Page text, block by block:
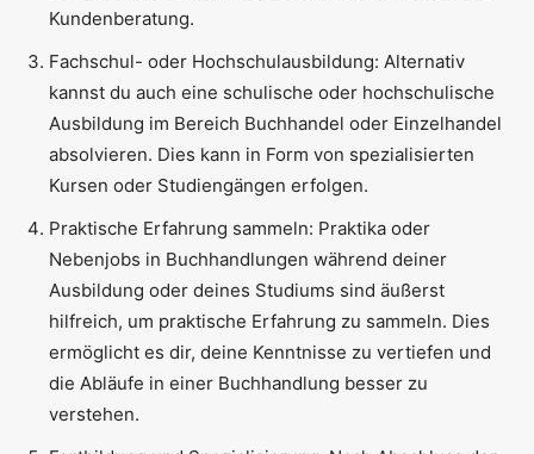
Kundenberatung.
Fachschul- oder Hochschulausbildung: Alternativ
kannst du auch eine schulische oder hochschulische
Ausbildung im Bereich Buchhandel oder Einzelhandel
absolvieren. Dies kann in Form von spezialisierten
Kursen oder Studiengängen erfolgen.
Praktische Erfahrung sammeln: Praktika oder
Nebenjobs in Buchhandlungen während deiner
Ausbildung oder deines Studiums sind äußerst
hilfreich, um praktische Erfahrung zu sammeln. Dies
ermöglicht es dir, deine Kenntnisse zu vertiefen und
die Abläufe in einer Buchhandlung besser zu
verstehen.